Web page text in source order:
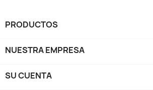
PRODUCTOS
NUESTRA EMPRESA
SU CUENTA